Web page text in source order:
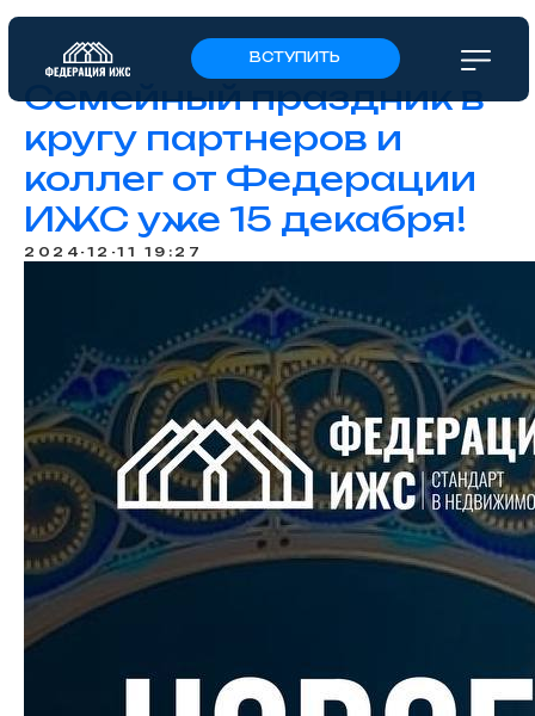
ВСТУПИТЬ
Семейный праздник в
кругу партнеров и
коллег от Федерации
ИЖС уже 15 декабря!
2024-12-11 19:27